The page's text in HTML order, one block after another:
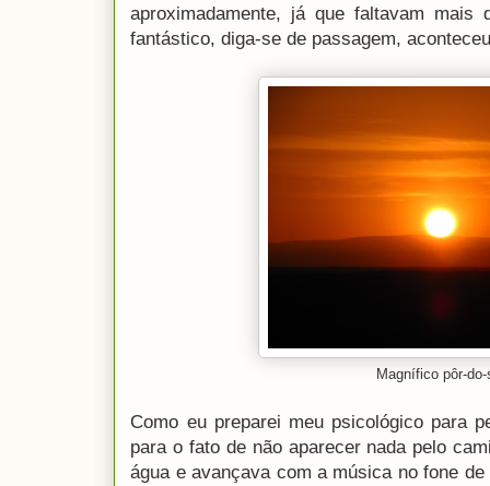
aproximadamente, já que faltavam
fantástico, diga-se de passagem,
Magnífico pôr-
Como eu preparei meu psicológico para
para o fato de não aparecer nada pelo
água e avançava com a música no fone